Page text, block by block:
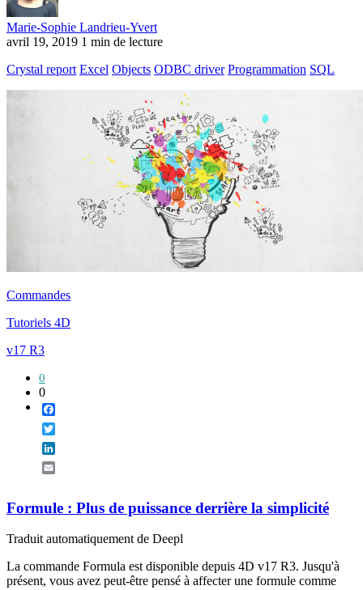
Marie-Sophie Landrieu-Yvert
avril 19, 2019 1 min de lecture
Crystal report Excel Objects ODBC driver Programmation SQL
Commandes
Tutoriels 4D
v17 R3
0
0
Formule : Plus de puissance derrière la simplicité
Traduit automatiquement de Deepl
La commande Formula est disponible depuis 4D v17 R3. Jusqu'à
présent, vous avez peut-être pensé à affecter une formule comme